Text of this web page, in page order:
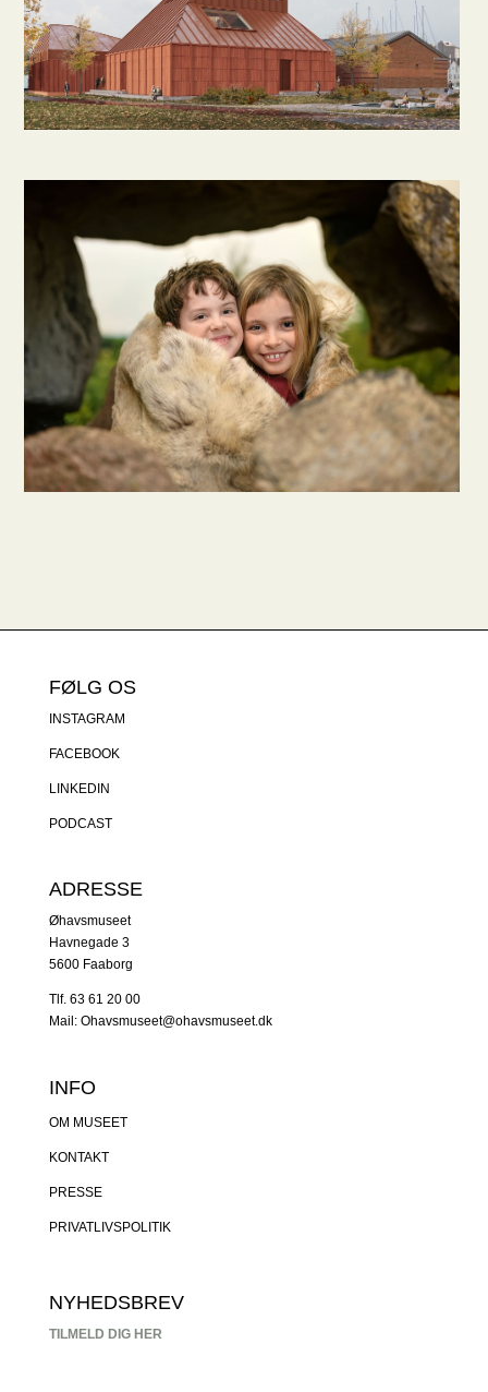
FØLG OS
INSTAGRAM
FACEBOOK
LINKEDIN
PODCAST
ADRESSE
Øhavsmuseet
Havnegade 3
5600 Faaborg
Tlf. 63 61 20 00
Mail: Ohavsmuseet@ohavsmuseet.dk
INFO
OM MUSEET
KONTAKT
PRESSE
PRIVATLIVSPOLITIK
NYHEDSBREV
TILMELD DIG HER